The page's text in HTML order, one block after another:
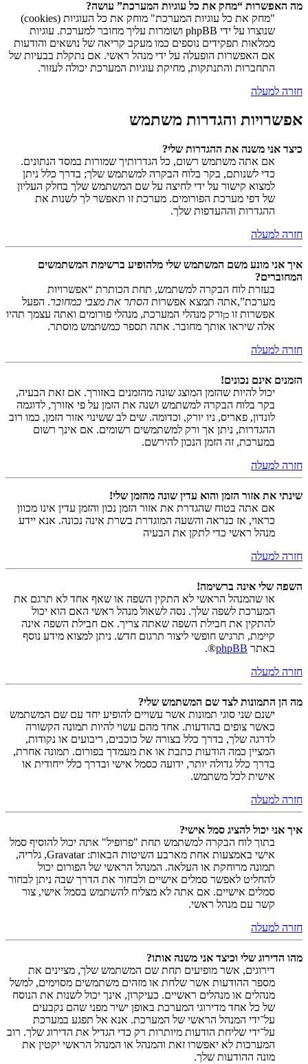
מה האפשרות “מחק את כל עוגיות המערכת” עושה?
"מחק את כל עוגיות המערכת" מוחק את כל העוגיות (cookies)
שנוצרו על ידי phpBB ושומרות עליך מחובר למערכת. עוגיות
ממלאות תפקידים נוספים כמו מעקב קריאה של נושאים והודעות
אם האפשרות הופעלה על ידי מנהל ראשי. אם נתקלת בבעיות של
התחברות והתנתקות, מחיקת עוגיות המערכת יכולה לעזור.
חזרה למעלה
אפשרויות והגדרות משתמש
כיצד אני משנה את ההגדרות שלי?
אם אתה משתמש רשום, כל הגדרותיך שמורות במסד הנתונים.
כדי לשנותם, בקר בלוח הבקרה למשתמש שלך; בדרך כלל ניתן
למצוא קישור על ידי לחיצה על שם המשתמש שלך בחלק העליון
של דפי מערכת הפורומים. מערכת זו תאפשר לך לשנות את
ההגדרות וההעדפות שלך.
חזרה למעלה
איך אני מונע משם המשתמש שלי מלהופיע ברשימת המשתמשים
המחוברים?
בעזרת לוח הבקרה למשתמש, תחת הכותרת “אפשרויות
מערכת”,אתה תמצא אפשרות הסתר את מצבי כמחובר. הפעל
אפשרות זו כןורק מנהלי המערכת, מנהלי פורומים ואתה עצמך תהיו
אלה שיראו אותך מחובר. אתה תספר כמשתמש מוסתר.
חזרה למעלה
הזמנים אינם נכונים!
יכול להיות שהזמן המוצג שונה מהזמנים באזורך. אם זאת הבעיה,
בקר בלוח הבקרה למשתמש ושנה את הזמן על פי אזורך, לדוגמה
לונדון, פאריס, ניו יורק, וכדומה. שים לב ששינוי אזור הזמן, כמו רוב
ההגדרות, ניתן אך ורק למשתמשים רשומים. אם אינך רשום
במערכת, זה הזמן הנכון להירשם.
חזרה למעלה
שינתי את אזור הזמן והוא עדין שונה מהזמן שלי!
אם אתה בטוח שהגדרת את אזור הזמן נכון והזמן עדין אינו מכוון
כראוי, אז כנראה והשעה המוגדרת בשרת אינה נכונה. אנא יידע
מנהל ראשי כדי לתקן את הבעיה
חזרה למעלה
השפה שלי אינה ברשימה!
או שהמנהל הראשי לא התקין השפה או שאף אחד לא תרגם את
המערכת לשפה שלך. נסה לשאול מנהל ראשי האם הוא יכול
להתקין את חבילת השפה שאתה צריך. אם חבילת השפה אינה
קיימת, תרגיש חופשי ליצור תרגום חדש. ניתן למצוא מידע נוסף
באתר phpBB
®.
חזרה למעלה
מה הן התמונות לצד שם המשתמש שלי?
ישנם שני סוגי תמונות אשר עשויים להופיע יחד עם שם המשתמש
כאשר צופים בהודעות. אחד מהם עשוי להיות תמונה הקשורה
לדרגה שלך, בדרך כלל בצורה של כוכבים, ריבועים או נקודות,
המציין כמה הודעות כתבת או את מעמדך בפורום. תמונה אחרת,
בדרך כלל גדולה יותר, ידועה כסמל אישי ובדרך כלל ייחודית או
אישית לכל משתמש.
חזרה למעלה
איך אני יכול להציג סמל אישי?
בתוך לוח הבקרה למשתמש תחת "פרופיל" אתה יכול להוסיף סמל
אישי באמצעות אחת מארבע השיטות הבאות: Gravatar, גלריה,
תמונה מרוחקת או העלאה. המנהל הראשי של הפורום יכול
להחליט לאפשר סמלים אישיים ולבחור את הדרך שבה ניתן לבחור
סמלים אישיים. אם אתה לא מצליח להשתמש בסמל אישי, צור
קשר עם מנהל ראשי.
חזרה למעלה
מהו הדירוג שלי וכיצד אני משנה אותו?
דירוגים, אשר מופיעים תחת שם המשתמש שלך, מציינים את
מספר ההודעות אשר שלחת או מזהים משתמשים מסוימים, למשל
מנהלים או מנהלים ראשיים. כעיקרון, אינך יכול לשנות את הנוסח
של כל אחד מדירוגי המערכת באופן ישיר מפני שהם נקבעים
על־ידי המנהל הראשי של המערכת. אנא אל תפגע במערכת
על־ידי שליחת הודעות מיותרות רק כדי הגדיל את הדירוג שלך. רוב
המערכות לא יאפשרו זאת והמנהל או המנהל הראשי יקטין את
מונה ההודעות שלך.